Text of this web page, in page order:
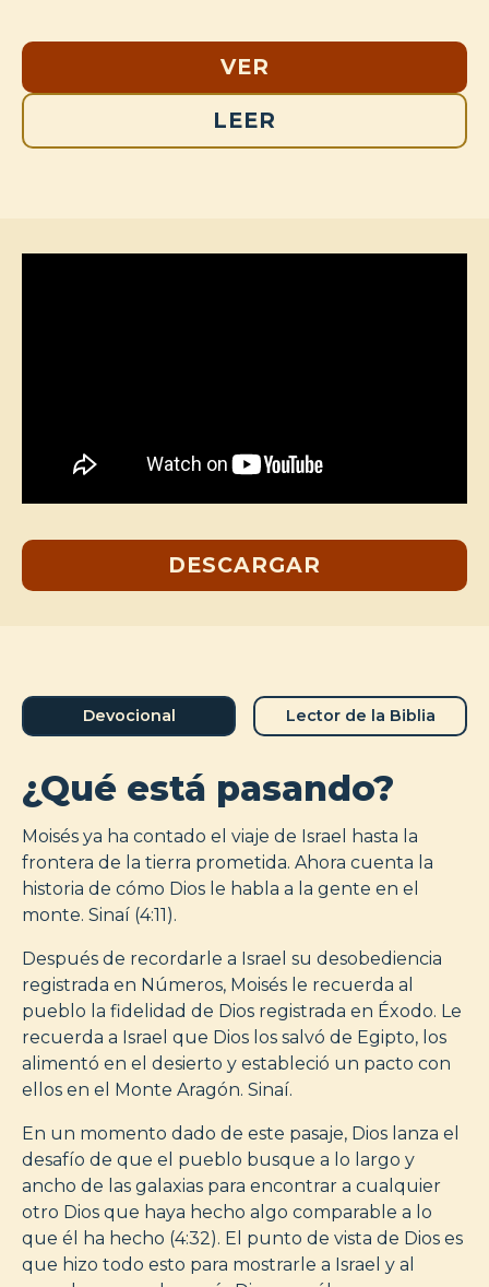
VER
LEER
DESCARGAR
Devocional Lector de la Biblia
¿Qué está pasando?
Moisés ya ha contado el viaje de Israel hasta la
frontera de la tierra prometida. Ahora cuenta la
historia de cómo Dios le habla a la gente en el
monte. Sinaí (4:11).
Después de recordarle a Israel su desobediencia
registrada en Números, Moisés le recuerda al
pueblo la fidelidad de Dios registrada en Éxodo. Le
recuerda a Israel que Dios los salvó de Egipto, los
alimentó en el desierto y estableció un pacto con
ellos en el Monte Aragón. Sinaí.
En un momento dado de este pasaje, Dios lanza el
desafío de que el pueblo busque a lo largo y
ancho de las galaxias para encontrar a cualquier
otro Dios que haya hecho algo comparable a lo
que él ha hecho (4:32). El punto de vista de Dios es
que hizo todo esto para mostrarle a Israel y al